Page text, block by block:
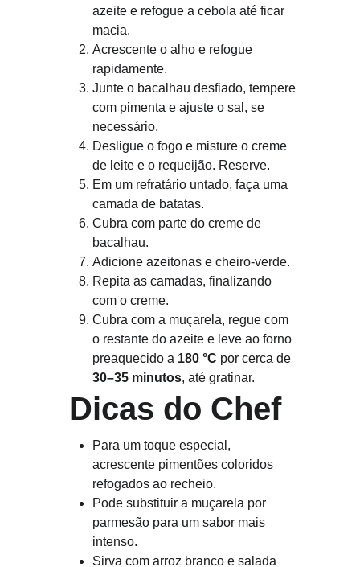
azeite e refogue a cebola até ficar
macia.
Acrescente o alho e refogue
rapidamente.
Junte o bacalhau desfiado, tempere
com pimenta e ajuste o sal, se
necessário.
Desligue o fogo e misture o creme
de leite e o requeijão. Reserve.
Em um refratário untado, faça uma
camada de batatas.
Cubra com parte do creme de
bacalhau.
Adicione azeitonas e cheiro-verde.
Repita as camadas, finalizando
com o creme.
Cubra com a muçarela, regue com
o restante do azeite e leve ao forno
preaquecido a 180 °C por cerca de
30–35 minutos, até gratinar.
Dicas do Chef
Para um toque especial,
acrescente pimentões coloridos
refogados ao recheio.
Pode substituir a muçarela por
parmesão para um sabor mais
intenso.
Sirva com arroz branco e salada